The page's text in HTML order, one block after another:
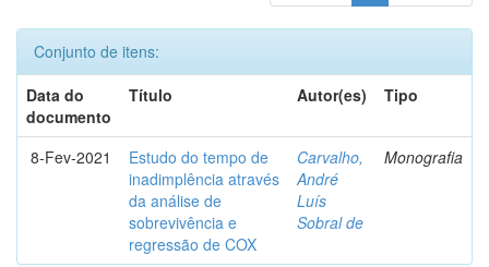
Conjunto de itens:
Data do
documento
Título Autor(es) Tipo
8-Fev-2021
Estudo do tempo de
inadimplência através
da análise de
sobrevivência e
regressão de COX
Carvalho,
André
Luís
Sobral de
Monografia